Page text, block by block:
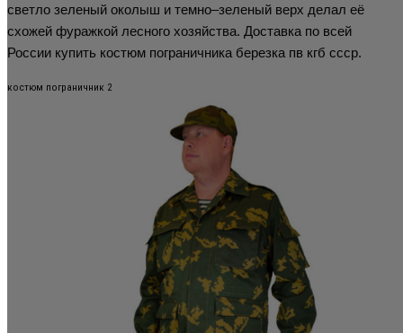
светло зеленый околыш и темно–зеленый верх делал её
схожей фуражкой лесного хозяйства. Доставка по всей
России купить костюм пограничника березка пв кгб ссср.
костюм пограничник 2